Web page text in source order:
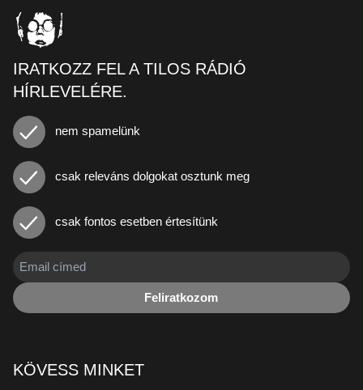
IRATKOZZ FEL A TILOS RÁDIÓ
HÍRLEVELÉRE.
nem spamelünk
csak releváns dolgokat osztunk meg
csak fontos esetben értesítünk
Feliratkozom
KÖVESS MINKET